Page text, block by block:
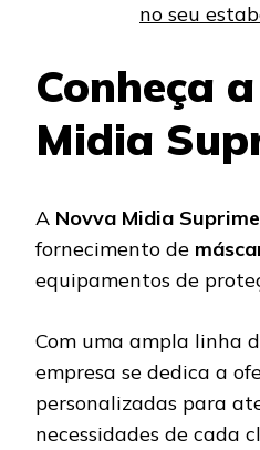
no seu
Conheça
Midia
A Novva Midia
fornecimento de
equipamentos de
Com uma ampla linha
empresa se dedica a
personalizadas para
necessidades de cada